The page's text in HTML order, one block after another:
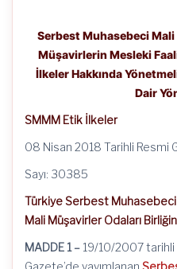
Serbest Muhasebeci
Müşavirlerin Mesleki
İlkeler Hakkında
Dair
SMMM Etik İlkeler
08 Nisan 2018 Tarihli Resmi
Sayı: 30385
Türkiye Serbest
Mali Müşavirler Odaları
MADDE 1 – 19/10/2007tarihli
Gazete’de yayımlanan